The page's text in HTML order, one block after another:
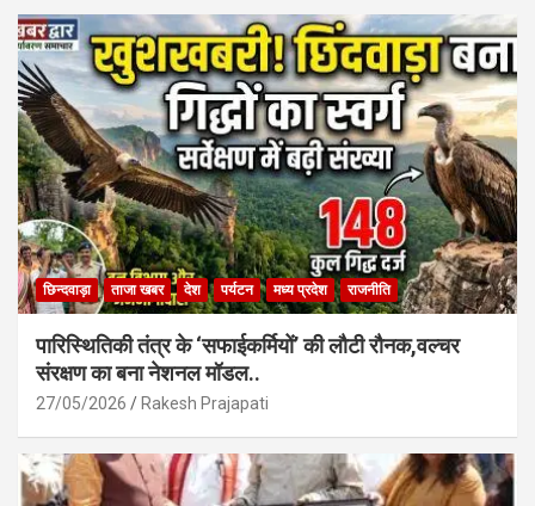
o
o
k
A
p
p
छिन्दवाड़ा ताजा खबर देश पर्यटन मध्य प्रदेश राजनीति
पारिस्थितिकी तंत्र के ‘सफाईकर्मियों’ की लौटी रौनक,वल्चर
संरक्षण का बना नेशनल मॉडल..
27/05/2026 Rakesh Prajapati